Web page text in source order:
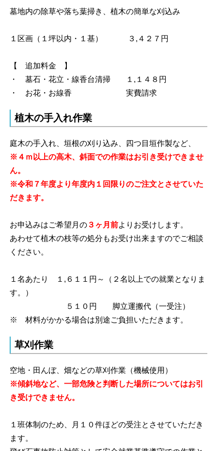
墓地内の除草や落ち葉掃き、植木の簡単な刈込み
１区画（１坪以内・１基） ３,４２７円
【 追加料金 】
・ 墓石・花立・線香台清掃 １,１４８円
・ お花・お線香 実費請求
植木の手入れ作業
庭木の手入れ、垣根の刈り込み、四つ目垣作製など、
※４ｍ以上の高木、斜面での作業はお引き受けできませ
ん。
※令和７年度より年度内１回限りのご注文とさせていた
だきます。
お申込みはご希望月の ３ヶ月前よりお受けします。
あわせて植木の枝等の処分もお受け出来ますのでご相談
ください。
１名あたり １,６１１円～（２名以上での就業となりま
す。）
５１０円 脚立運搬代（一受注）
※ 材料がかかる場合は別途ご負担いただきます。
草刈作業
空地・田んぼ、畑などの草刈作業（機械使用）
※傾斜地など、一部危険と判断した場所についてはお引
き受けできません。
１班体制のため、月１０件ほどの受注とさせていただき
ます。